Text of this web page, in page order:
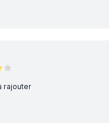
rajouter